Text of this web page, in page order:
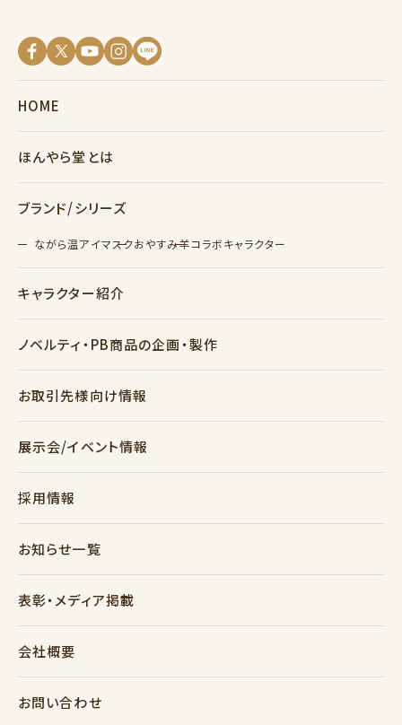
HOME
ほんやら堂とは
ブランド/シリーズ
ながら温アイマスクおやすみ羊コラボキャラクター
キャラクター紹介
ノベルティ・PB商品の企画・製作
お取引先様向け情報
展示会/イベント情報
採用情報
お知らせ一覧
表彰・メディア掲載
会社概要
お問い合わせ